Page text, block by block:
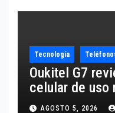
Tecnología
Oukitel G7
celular de uso
10,600 mAh
AGOSTO 5, 2026